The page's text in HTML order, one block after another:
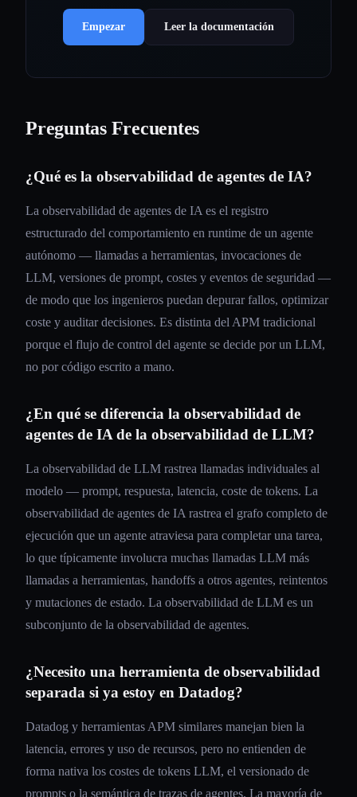
Empezar Leer la documentación
Preguntas Frecuentes
¿Qué es la observabilidad de agentes de IA?
La observabilidad de agentes de IA es el registro
estructurado del comportamiento en runtime de un agente
autónomo — llamadas a herramientas, invocaciones de
LLM, versiones de prompt, costes y eventos de seguridad —
de modo que los ingenieros puedan depurar fallos, optimizar
coste y auditar decisiones. Es distinta del APM tradicional
porque el flujo de control del agente se decide por un LLM,
no por código escrito a mano.
¿En qué se diferencia la observabilidad de
agentes de IA de la observabilidad de LLM?
La observabilidad de LLM rastrea llamadas individuales al
modelo — prompt, respuesta, latencia, coste de tokens. La
observabilidad de agentes de IA rastrea el grafo completo de
ejecución que un agente atraviesa para completar una tarea,
lo que típicamente involucra muchas llamadas LLM más
llamadas a herramientas, handoffs a otros agentes, reintentos
y mutaciones de estado. La observabilidad de LLM es un
subconjunto de la observabilidad de agentes.
¿Necesito una herramienta de observabilidad
separada si ya estoy en Datadog?
Datadog y herramientas APM similares manejan bien la
latencia, errores y uso de recursos, pero no entienden de
forma nativa los costes de tokens LLM, el versionado de
prompts o la semántica de trazas de agentes. La mayoría de